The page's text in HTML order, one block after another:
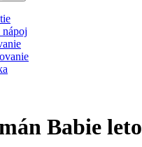
nápoj
Babie leto